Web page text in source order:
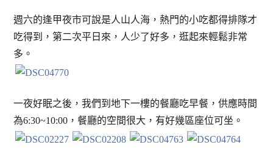
週六的逢甲夜市可說是人山人海，熱門的小吃都得排隊才
吃得到，第二次平日來，人少了好多，逛起來輕鬆非常
多。
一夜好眠之後，我們到地下一樓的餐廳吃早餐，供應時間
為6:30~10:00，餐廳的空間很大，有好幾區座位可坐。